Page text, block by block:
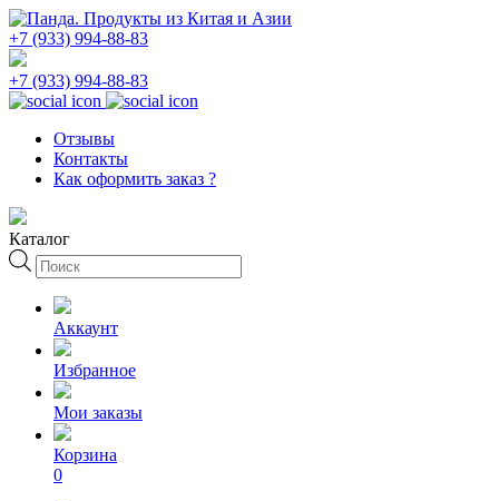
+7 (933) 994-88-83
+7 (933) 994-88-83
Отзывы
Контакты
Как оформить заказ ?
Каталог
Поиск
товаров
Аккаунт
Избранное
Мои заказы
Корзина
0